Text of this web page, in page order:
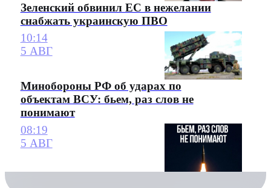
Зеленский обвинил ЕС в нежелании
снабжать украинскую ПВО
10:14
5 АВГ
Минобороны РФ об ударах по
объектам ВСУ: бьем, раз слов не
понимают
08:19
5 АВГ